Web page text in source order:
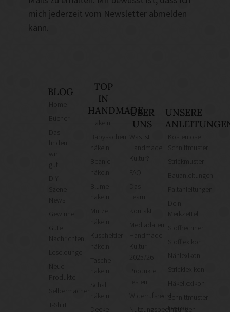
mich jederzeit vom Newsletter abmelden
kann.
BLOG
finden
gut!
News
Gute
Nachrichten!
Leselounge
Neue
Produkte
Selbermachen
T-Shirt
TOP
IN
HANDMADE
häkeln
häkeln
Mütze
häkeln
Kuscheltier
häkeln
Tasche
häkeln
ÜBER
UNS
Was ist
Kultur?
Team
Kontakt
Mediadaten
Kultur
2025/26
Produkte
testen
Widerrufsrecht
Nutzungsbedingungen
UNSERE
Kostenlose
Schnittmuster
Strickmuster
Bauanleitungen
Faltanleitungen
Merkzettel
Stoffrechner
Stofflexikon
Nählexikon
Stricklexikon
Häkellexikon
Schnittmuster-
Lexikon